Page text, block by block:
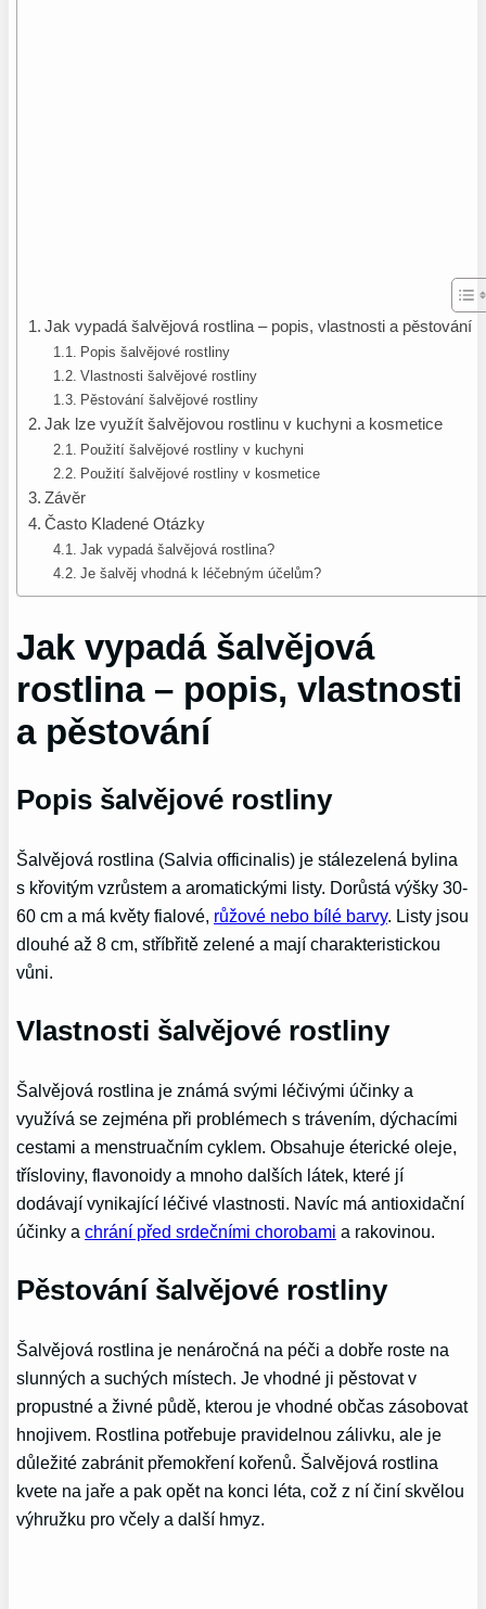
Jak vypadá šalvějová rostlina – popis, vlastnosti a pěstování
Popis šalvějové rostliny
Vlastnosti šalvějové rostliny
Pěstování šalvějové rostliny
Jak lze využít šalvějovou rostlinu v kuchyni a kosmetice
Použití šalvějové rostliny v kuchyni
Použití šalvějové rostliny v kosmetice
Závěr
Často Kladené Otázky
Jak vypadá šalvějová rostlina?
Je šalvěj vhodná k léčebným účelům?
Jak vypadá šalvějová
rostlina – popis, vlastnosti
a pěstování
Popis šalvějové rostliny
Šalvějová rostlina (Salvia officinalis) je stálezelená bylina
s křovitým vzrůstem a aromatickými listy. Dorůstá výšky 30-
60 cm a má květy fialové, růžové nebo bílé barvy. Listy jsou
dlouhé až 8 cm, stříbřitě zelené a mají charakteristickou
vůni.
Vlastnosti šalvějové rostliny
Šalvějová rostlina je známá svými léčivými účinky a
využívá se zejména při problémech s trávením, dýchacími
cestami a menstruačním cyklem. Obsahuje éterické oleje,
třísloviny, flavonoidy a mnoho dalších látek, které jí
dodávají vynikající léčivé vlastnosti. Navíc má antioxidační
účinky achrání před srdečními chorobami a rakovinou.
Pěstování šalvějové rostliny
Šalvějová rostlina je nenáročná na péči a dobře roste na
slunných a suchých místech. Je vhodné ji pěstovat v
propustné a živné půdě, kterou je vhodné občas zásobovat
hnojivem. Rostlina potřebuje pravidelnou zálivku, ale je
důležité zabránit přemokření kořenů. Šalvějová rostlina
kvete na jaře a pak opět na konci léta, což z ní činí skvělou
výhružku pro včely a další hmyz.